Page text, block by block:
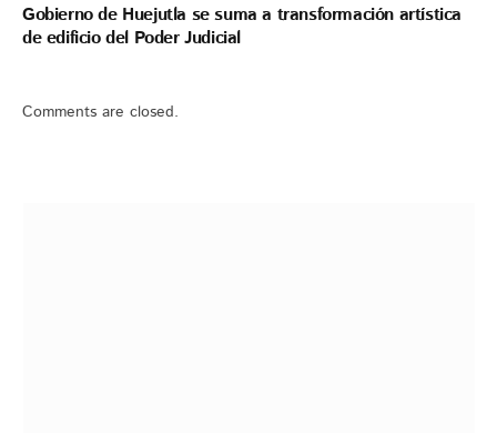
Gobierno de Huejutla se suma a transformación artística
de edificio del Poder Judicial
Comments are closed.